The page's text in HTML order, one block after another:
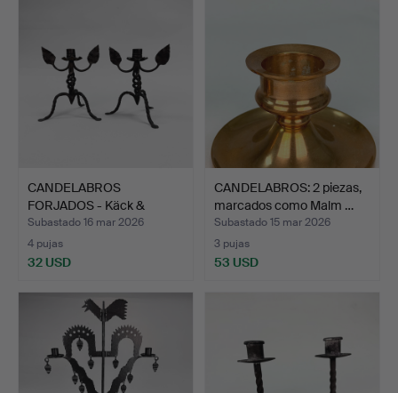
CANDELABROS
FORJADOS - Käck &
Hedbys.
Subastado 16 mar 2026
4 pujas
32 USD
CANDELABROS: 2 piezas,
marcados como Malm …
Subastado 15 mar 2026
3 pujas
53 USD